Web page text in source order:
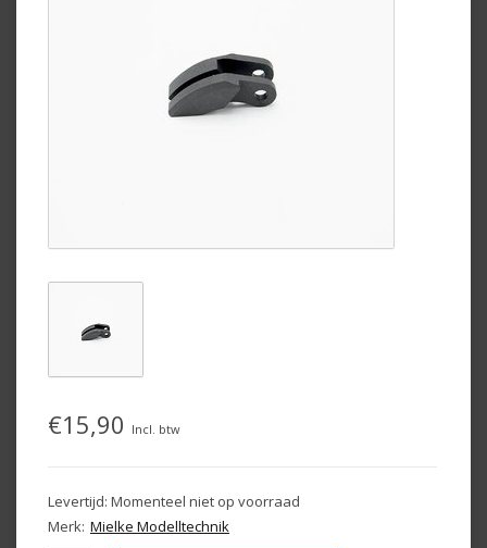
€15,90 Incl. btw
Levertijd: Momenteel niet op voorraad
Merk: Mielke Modelltechnik